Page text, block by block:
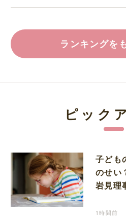
ランキングを
ピック
子ども
のせい
岩見理
1時間前